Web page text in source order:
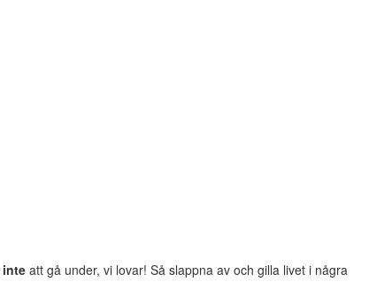
inte att gå under, vi lovar! Så slappna av och gilla livet i några